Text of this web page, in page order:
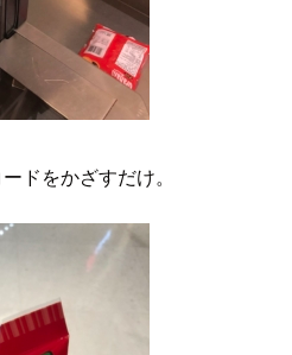
ドをかざすだけ。